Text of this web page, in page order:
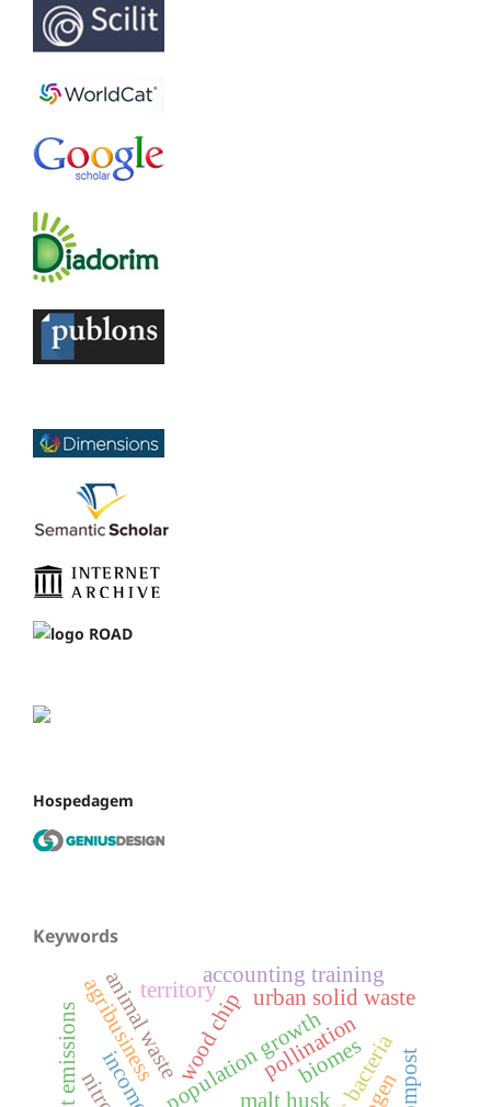
Hospedagem
Keywords
malt husk
wood chip
population growth
urban solid waste
animal waste pollination
agribusiness
income
territory
accounting training
biomes